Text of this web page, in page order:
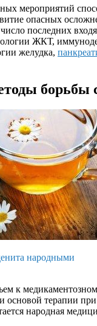
мероприятий
опасных
последних
ЖКТ,
желудка,
борьбы
народными
к
основой терапии
народная